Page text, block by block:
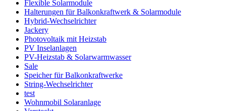
Flexible Solarmodule
Halterungen für Balkonkraftwerk & Solarmodule
Hybrid-Wechselrichter
Jackery
Photovoltaik mit Heizstab
PV Inselanlagen
PV-Heizstab & Solarwarmwasser
Sale
Speicher für Balkonkraftwerke
String-Wechselrichter
test
Wohnmobil Solaranlage